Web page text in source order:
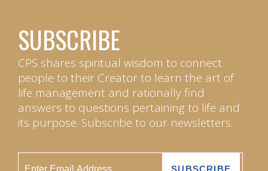
SUBSCRIBE
CPS shares spiritual wisdom to connect
people to their Creator to learn the art of
life management and rationally find
answers to questions pertaining to life and
its purpose. Subscribe to our newsletters.